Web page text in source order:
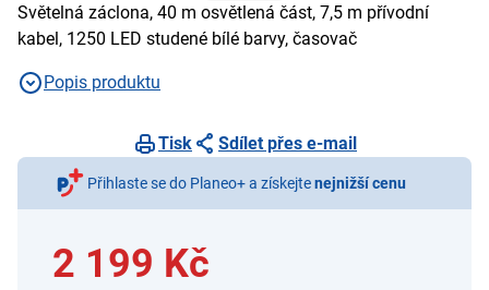
Světelná záclona, 40 m osvětlená část, 7,5 m přívodní
kabel, 1250 LED studené bílé barvy, časovač
Popis produktu
Tisk Sdílet přes e-mail
Přihlaste se do Planeo+ a získejtenejnižší cenu
2 199 Kč